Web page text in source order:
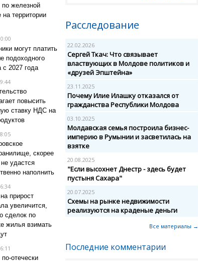
по железной
на территории
могут платить
подоходного
с 2027 года
повысить
ставку НДС на
скорее
удастся
наполнить
прирост
увеличится,
сделок по
жилья взимать
отечески
Расследование
22.02.2026
Сергей Ткач: Что связывает
властвующих в Молдове политиков и
«друзей Эпштейна»
23.11.2025
Почему Илие Илашку отказался от
гражданства Республики Молдова
03.10.2025
Молдавская семья построила бизнес-
империю в Румынии и засветилась на
взятке
20.08.2025
"Если высохнет Днестр - здесь будет
пустыня Сахара"
20.07.2025
Схемы на рынке недвижимости
реализуются на краденые деньги
Все материалы →
Последние комментарии